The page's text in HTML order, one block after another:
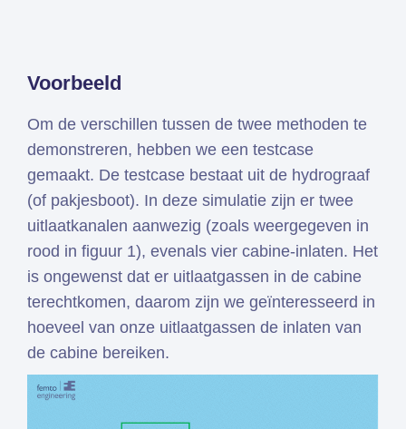
Voorbeeld
Om de verschillen tussen de twee methoden te
demonstreren, hebben we een testcase
gemaakt. De testcase bestaat uit de hydrograaf
(of pakjesboot). In deze simulatie zijn er twee
uitlaatkanalen aanwezig (zoals weergegeven in
rood in figuur 1), evenals vier cabine-inlaten. Het
is ongewenst dat er uitlaatgassen in de cabine
terechtkomen, daarom zijn we geïnteresseerd in
hoeveel van onze uitlaatgassen de inlaten van
de cabine bereiken.